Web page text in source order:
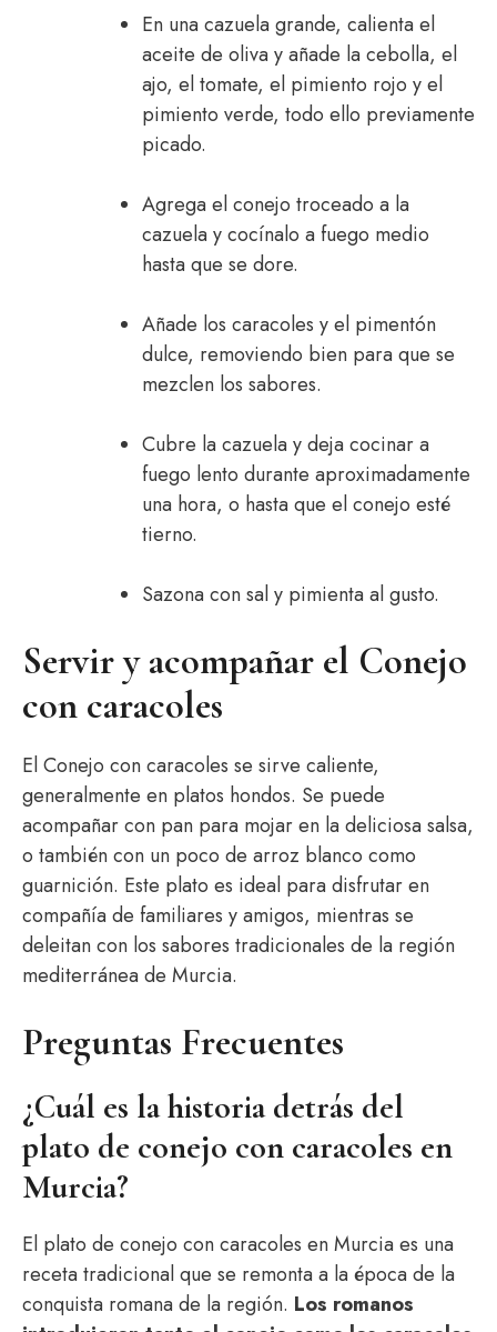
En una cazuela grande, calienta el
aceite de oliva y añade la cebolla, el
ajo, el tomate, el pimiento rojo y el
pimiento verde, todo ello previamente
picado.
Agrega el conejo troceado a la
cazuela y cocínalo a fuego medio
hasta que se dore.
Añade los caracoles y el pimentón
dulce, removiendo bien para que se
mezclen los sabores.
Cubre la cazuela y deja cocinar a
fuego lento durante aproximadamente
una hora, o hasta que el conejo esté
tierno.
Sazona con sal y pimienta al gusto.
Servir y acompañar el Conejo
con caracoles
El Conejo con caracoles se sirve caliente,
generalmente en platos hondos. Se puede
acompañar con pan para mojar en la deliciosa salsa,
o también con un poco de arroz blanco como
guarnición. Este plato es ideal para disfrutar en
compañía de familiares y amigos, mientras se
deleitan con los sabores tradicionales de la región
mediterránea de Murcia.
Preguntas Frecuentes
¿Cuál es la historia detrás del
plato de conejo con caracoles en
Murcia?
El plato de conejo con caracoles en Murcia es una
receta tradicional que se remonta a la época de la
conquista romana de la región. Los romanos